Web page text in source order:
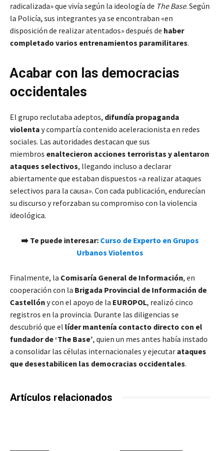
radicalizada» que vivía según la ideología de The Base. Según
la Policía, sus integrantes ya se encontraban «en
disposición de realizar atentados» después de haber
completado varios entrenamientos paramilitares.
Acabar con las democracias
occidentales
El grupo reclutaba adeptos, difundía propaganda
violenta y compartía contenido aceleracionista en redes
sociales. Las autoridades destacan que sus
miembros enaltecieron acciones terroristas y alentaron
ataques selectivos, llegando incluso a declarar
abiertamente que estaban dispuestos «a realizar ataques
selectivos para la causa». Con cada publicación, endurecían
su discurso y reforzaban su compromiso con la violencia
ideológica.
➡️ Te puede interesar: Curso de Experto en Grupos
Urbanos Violentos
Finalmente, la Comisaría General de Información, en
cooperación con la Brigada Provincial de Información de
Castellón y con el apoyo de la EUROPOL, realizó cinco
registros en la provincia. Durante las diligencias se
descubrió que el líder mantenía contacto directo con el
fundador de ‘The Base’, quien un mes antes había instado
a consolidar las células internacionales y ejecutar ataques
que desestabilicen las democracias occidentales.
Artículos relacionados